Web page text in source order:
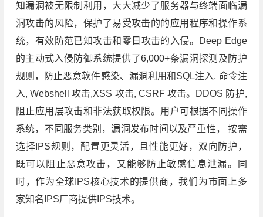
知漏洞被无限制利用，大大减少了服务器与终端面临漏
洞攻击的风险，保护了易受攻击的的应用程序和操作系
统，有效防范已知攻击和零日攻击的入侵。Deep Edge
的主动式入侵防御系统提供了6,000+条漏洞探测及防护
规则，防止恶意软件感染、漏洞利用和SQL注入, 命令注
入, Webshell 攻击,XSS 攻击, CSRF 攻击。DDOS 防护,
阻止应用层攻击和非法获取权限。用户可根据不同操作
系统，不同服务类别，漏洞发布时间以及严重性， 按需
选择IPS规则，配置更灵活，且性能更好，双向防护，
既可以阻止恶意攻击，又能够防止敏感信息泄漏。同
时，作为全球IPS核心技术的提供商，我们为市面上多
家知名IPS厂商提供IPS技术。